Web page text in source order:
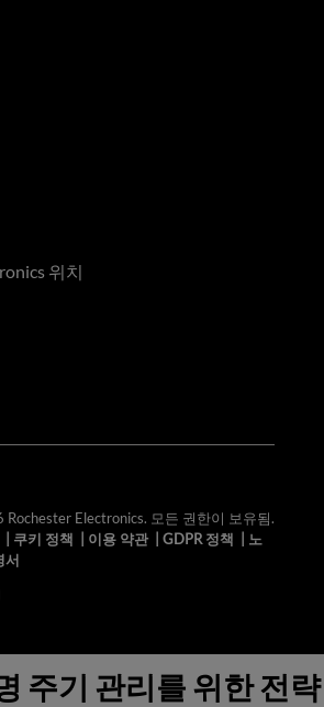
위치
Electronics. 모든 권한이 보유됨.
쿠키 정책 이용 약관| GDPR 정책
노
서
주기 관리를 위한 전략